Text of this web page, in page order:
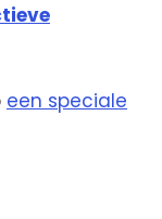
een speciale